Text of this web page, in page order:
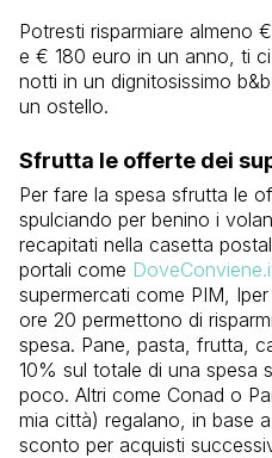
Potresti risparmiare almeno
e € 180 euro in un anno, ti
notti in un dignitosissimo
un ostello.
Sfrutta le offerte dei
Per fare la spesa sfrutta le
spulciando per benino i
recapitati nella casetta
portali come
supermercati come PIM,
ore 20 permettono di
spesa. Pane, pasta, frutta,
10% sul totale di una spesa
poco. Altri come Conad o
mia città) regalano, in base
sconto per acquisti